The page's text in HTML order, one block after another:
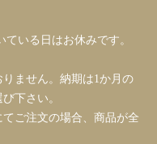
いる日はお休みです。
りません。納期は1か月の
下さい。
てご注文の場合、商品が全